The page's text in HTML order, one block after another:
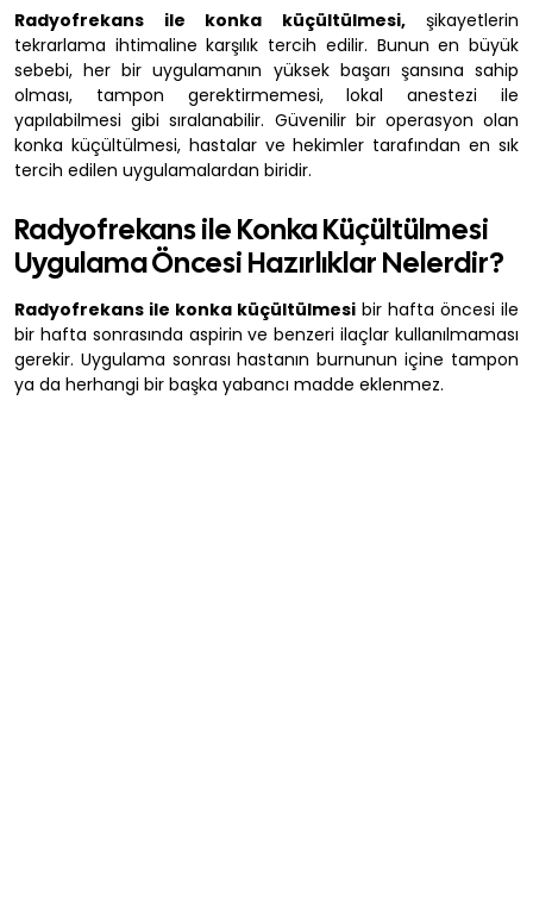
Radyofrekans ile konka küçültülmesi,şikayetlerin
tekrarlama ihtimaline karşılık tercih edilir. Bunun en büyük
sebebi, her bir uygulamanın yüksek başarı şansına sahip
olması, tampon gerektirmemesi, lokal anestezi ile
yapılabilmesi gibi sıralanabilir. Güvenilir bir operasyon olan
konka küçültülmesi, hastalar ve hekimler tarafından en sık
tercih edilen uygulamalardan biridir.
Radyofrekans ile Konka Küçültülmesi
Uygulama Öncesi Hazırlıklar Nelerdir?
Radyofrekans ile konka küçültülmesi bir hafta öncesi ile
bir hafta sonrasında aspirin ve benzeri ilaçlar kullanılmaması
gerekir. Uygulama sonrası hastanın burnunun içine tampon
ya da herhangi bir başka yabancı madde eklenmez.